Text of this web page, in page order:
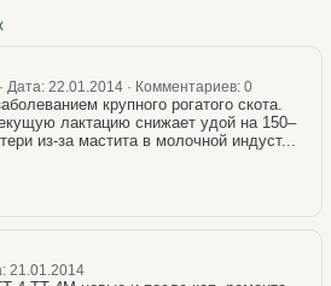
Дата: 22.01.2014 · Комментариев: 0
крупного рогатого скота.
лактацию снижает удой на 150–
из-за мастита в молочной индуст...
21.01.2014